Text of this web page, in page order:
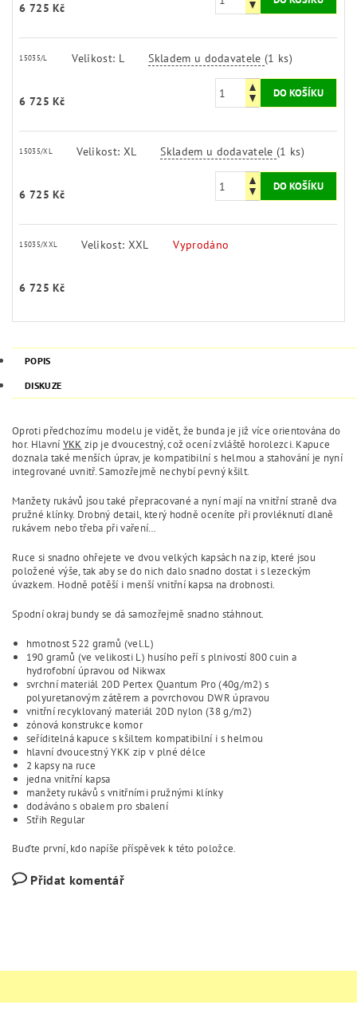
6 725 Kč
15035/L Velikost: L Skladem u dodavatele(1 ks)
6 725 Kč
15035/XL Velikost: XL Skladem u dodavatele(1 ks)
6 725 Kč
15035/XXL Velikost: XXL Vyprodáno
6 725 Kč
POPIS
DISKUZE
Oproti předchozímu modelu je vidět, že bunda je již více orientována do
hor. Hlavní YKK zip je dvoucestný, což ocení zvláště horolezci. Kapuce
doznala také menších úprav, je kompatibilní s helmou a stahování je nyní
integrované uvnitř. Samozřejmě nechybí pevný kšilt.
Manžety rukávů jsou také přepracované a nyní mají na vnitřní straně dva
pružné klínky. Drobný detail, který hodně oceníte při provléknutí dlaně
rukávem nebo třeba při vaření…
Ruce si snadno ohřejete ve dvou velkých kapsách na zip, které jsou
položené výše, tak aby se do nich dalo snadno dostat i s lezeckým
úvazkem. Hodně potěší i menší vnitřní kapsa na drobnosti.
Spodní okraj bundy se dá samozřejmě snadno stáhnout.
hmotnost 522 gramů (vel.L)
190 gramů (ve velikosti L) husího peří s plnivostí 800 cuin a
hydrofobní úpravou od Nikwax
svrchní materiál 20D Pertex Quantum Pro (40g/m2) s
polyuretanovým zátěrem a povrchovou DWR úpravou
vnitřní recyklovaný materiál 20D nylon (38 g/m2)
zónová konstrukce komor
seříditelná kapuce s kšiltem kompatibilní i s helmou
hlavní dvoucestný YKK zip v plné délce
2 kapsy na ruce
jedna vnitřní kapsa
manžety rukávů s vnitřními pružnými klínky
dodáváno s obalem pro sbalení
Střih Regular
Buďte první, kdo napíše příspěvek k této položce.
Přidat komentář